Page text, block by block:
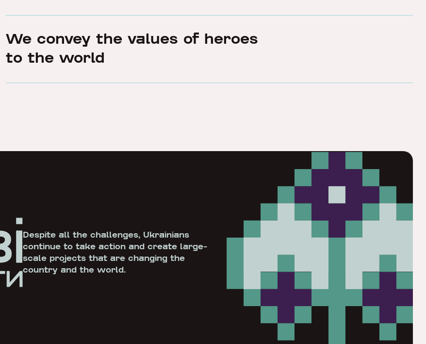
We convey the values of heroes
to the world
Despite all the challenges, Ukrainians
continue to take action and create large-
scale projects that are changing the
country and the world.